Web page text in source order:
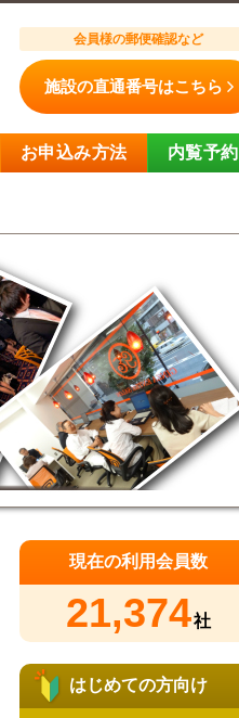
会員様の郵便確認など
施設の直通番号はこちら
お申込み方法 内覧予約
現在の利用会員数
21,374社
はじめての方向け